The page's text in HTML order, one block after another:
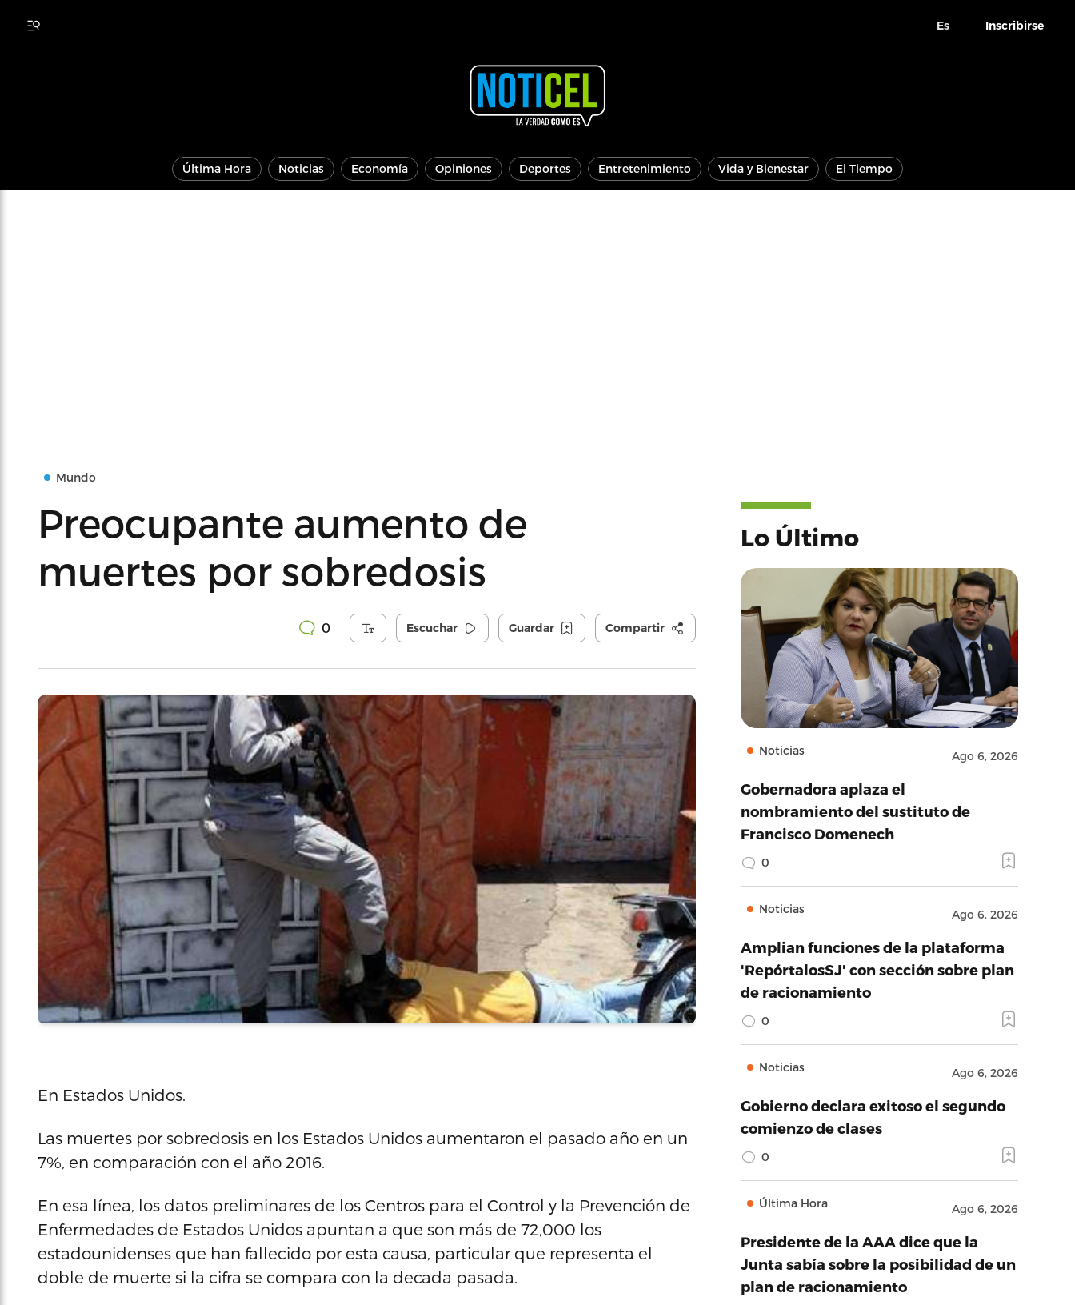
Es Inscribirse
Última Hora Noticias Economía Opiniones Deportes Entretenimiento Vida y Bienestar El Tiempo
Mundo
Preocupante aumento de
muertes por sobredosis
0 Escuchar Guardar Compartir
En Estados Unidos.
Las muertes por sobredosis en los Estados Unidos aumentaron el pasado año en un
7%, en comparación con el año 2016.
En esa línea, los datos preliminares de los Centros para el Control y la Prevención de
Enfermedades de Estados Unidos apuntan a que son más de 72,000 los
estadounidenses que han fallecido por esta causa, particular que representa el
doble de muerte si la cifra se compara con la decada pasada.
Lo Último
Noticias Ago 6, 2026
Gobernadora aplaza el
nombramiento del sustituto de
Francisco Domenech
0
Noticias Ago 6, 2026
Amplian funciones de la plataforma
'RepórtalosSJ' con sección sobre plan
de racionamiento
0
Noticias Ago 6, 2026
Gobierno declara exitoso el segundo
comienzo de clases
0
Última Hora Ago 6, 2026
Presidente de la AAA dice que la
Junta sabía sobre la posibilidad de un
plan de racionamiento